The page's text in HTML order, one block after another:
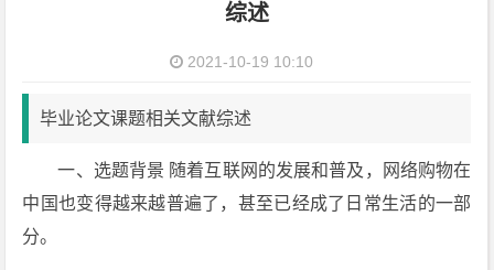
综述
2021-10-19 10:10
毕业论文课题相关文献综述
一、选题背景 随着互联网的发展和普及，网络购物在
中国也变得越来越普遍了，甚至已经成了日常生活的一部
分。